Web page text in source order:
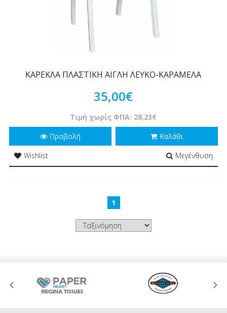
ΚΑΡΕΚΛΑ ΠΛΑΣΤΙΚΗ ΑΙΓΛΗ ΛΕΥΚΟ-ΚΑΡΑΜΕΛΑ
35,00€
Τιμή χωρίς ΦΠΑ: 28,23€
Προβολή
Καλάθι
Wishlist
Μεγένθυση
1